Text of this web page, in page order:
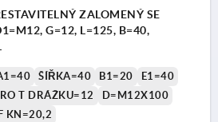
ZALOMENÝ SE
G=12, L=125, B=40,
ŠÍŘKA=40 B1=20
E1=40
T DRÁŽKU=12
D=M12X100
F KN=20,2